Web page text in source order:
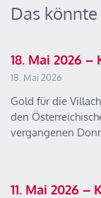
Das
18. Mai 2026 –
18. Mai 2026
Gold für die
den
vergangenen
11. Mai 2026 –